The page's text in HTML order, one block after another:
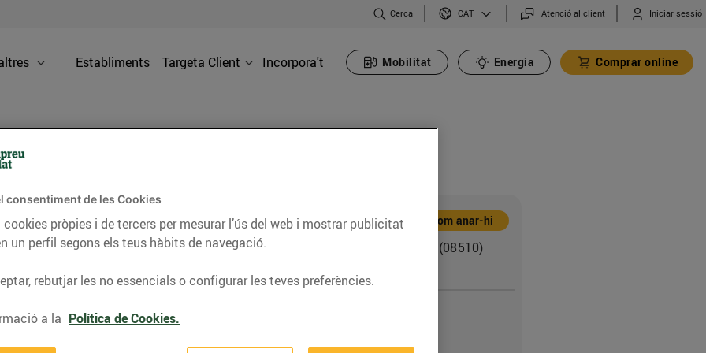
Cerca CAT Atenció al client Iniciar sessió
Establiments Targeta Client Incorpora't Mobilitat Energia Comprar online
nostres benzineres 24h. A Esclatoil
del mercat en carburants d'alta
5 cèntims/litre per ser client.
Adreça Com anar-hi
Av. Miquel Martí i Pol, s/n (08510)
938500337
consentiment de les Cookies
pròpies i de tercers per mesurar l’ús del web i mostrar publicitat
un perfil segons els teus hàbits de navegació.
rebutjar les no essencials o configurar les teves preferències.
a la Política de Cookies.